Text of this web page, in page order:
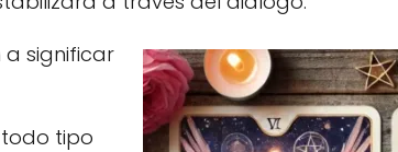
a significar
tipo